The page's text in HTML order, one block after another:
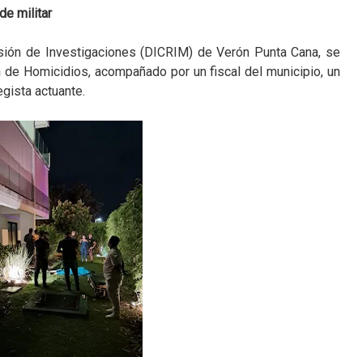
militar
de Investigaciones (DICRIM) de Verón Punta Cana, se
Homicidios, acompañado por un fiscal del municipio, un
actuante.